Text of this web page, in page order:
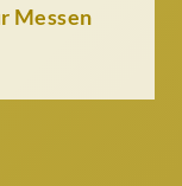
Messen